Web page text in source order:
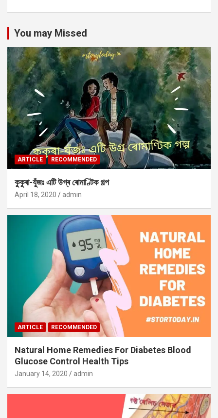
You may Missed
ARTICLE RECOMMENDED
কুকুৰা-যুঁজঃ এটি উগ্ৰ ৰোমাণ্টিক গল্প
April 18, 2020 admin
ARTICLE RECOMMENDED
Natural Home Remedies For Diabetes Blood
Glucose Control Health Tips
January 14, 2020 admin